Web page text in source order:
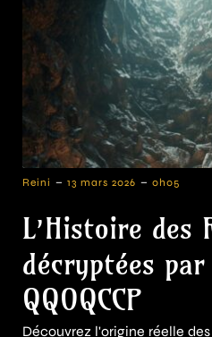
Reini - 13 mars 2026 - 0h05
L’Histoire des
décryptées
QQOQCCP
Découvrez l'origine réelle